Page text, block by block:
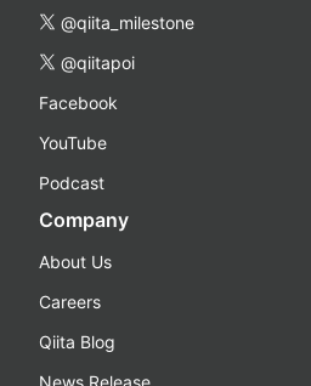
@qiita_milestone
@qiitapoi
Facebook
YouTube
Podcast
Company
About Us
Careers
Qiita Blog
News Release